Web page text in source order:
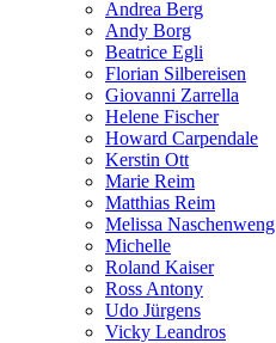
Andrea Berg
Andy Borg
Beatrice Egli
Florian Silbereisen
Giovanni Zarrella
Helene Fischer
Howard Carpendale
Kerstin Ott
Marie Reim
Matthias Reim
Melissa Naschenweng
Michelle
Roland Kaiser
Ross Antony
Udo Jürgens
Vicky Leandros